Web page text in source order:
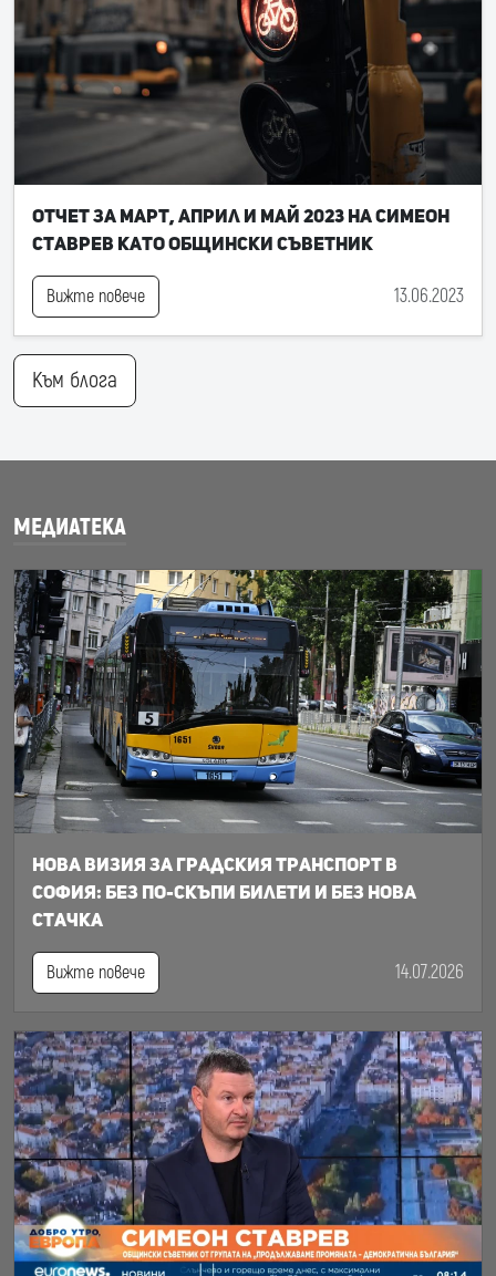
Отчет за март, април и май 2023 на Симеон
Ставрев като общински съветник
Вижте повече 13.06.2023
Към блога
МЕДИАТЕКА
Нова визия за градския транспорт в
София: Без по-скъпи билети и без нова
стачка
Вижте повече 14.07.2026